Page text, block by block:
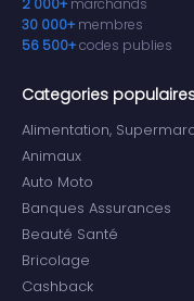
2 000+ marchands
30 000+ membres
56 500+codes publies
Categories
Alimentation,
Animaux
Auto Moto
Banques Assurances
Beauté Santé
Bricolage
Cashback